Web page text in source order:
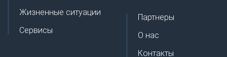
Жизненные ситуации
Сервисы
Партнеры
О нас
Контакты